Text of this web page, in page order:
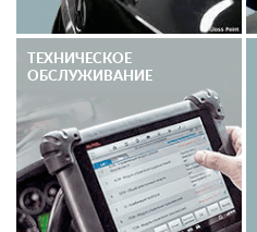
ТЕХНИЧЕСКОЕ
ОБСЛУЖИВАНИЕ